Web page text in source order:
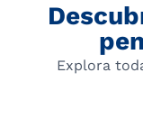
Explora